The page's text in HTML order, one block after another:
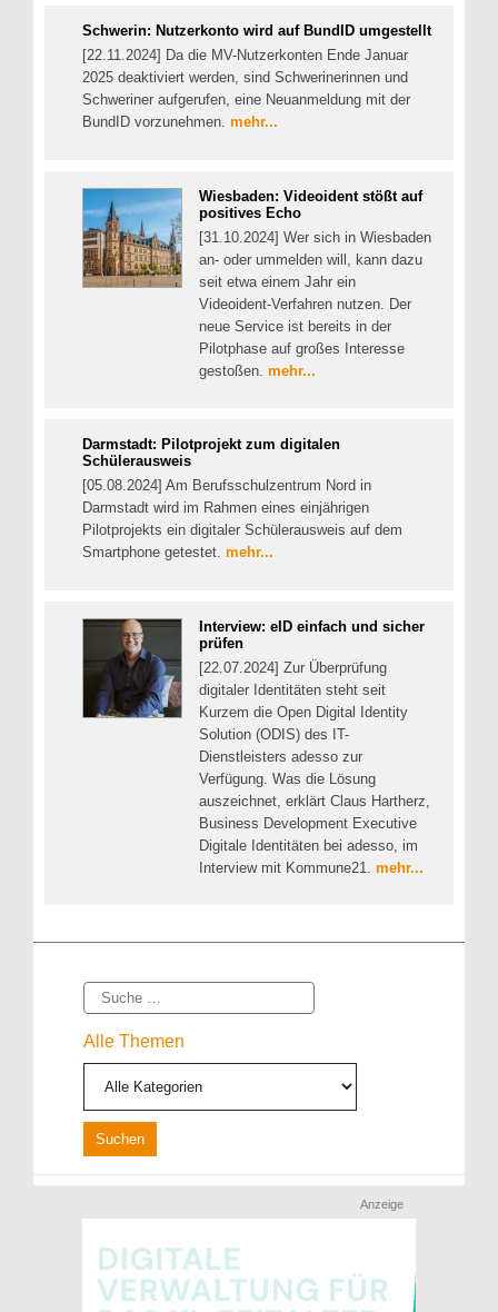
Schwerin: Nutzerkonto wird auf BundID umgestellt
[22.11.2024] Da die MV-Nutzerkonten Ende Januar
2025 deaktiviert werden, sind Schwerinerinnen und
Schweriner aufgerufen, eine Neuanmeldung mit der
BundID vorzunehmen. mehr...
Wiesbaden: Videoident stößt auf
positives Echo
[31.10.2024] Wer sich in Wiesbaden
an- oder ummelden will, kann dazu
seit etwa einem Jahr ein
Videoident-Verfahren nutzen. Der
neue Service ist bereits in der
Pilotphase auf großes Interesse
gestoßen. mehr...
Darmstadt: Pilotprojekt zum digitalen
Schülerausweis
[05.08.2024] Am Berufsschulzentrum Nord in
Darmstadt wird im Rahmen eines einjährigen
Pilotprojekts ein digitaler Schülerausweis auf dem
Smartphone getestet. mehr...
Interview: eID einfach und sicher
prüfen
[22.07.2024] Zur Überprüfung
digitaler Identitäten steht seit
Kurzem die Open Digital Identity
Solution (ODIS) des IT-
Dienstleisters adesso zur
Verfügung. Was die Lösung
auszeichnet, erklärt Claus Hartherz,
Business Development Executive
Digitale Identitäten bei adesso, im
Interview mit Kommune21. mehr...
Suche
Alle Themen
Anzeige